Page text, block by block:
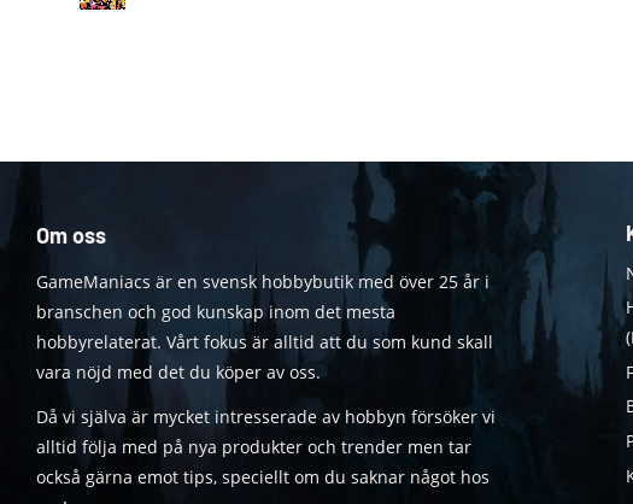
Om oss
GameManiacs är en svensk hobbybutik med över 25 år i
branschen och god kunskap inom det mesta
hobbyrelaterat. Vårt fokus är alltid att du som kund skall
vara nöjd med det du köper av oss.
Då vi själva är mycket intresserade av hobbyn försöker vi
alltid följa med på nya produkter och trender men tar
också gärna emot tips, speciellt om du saknar något hos